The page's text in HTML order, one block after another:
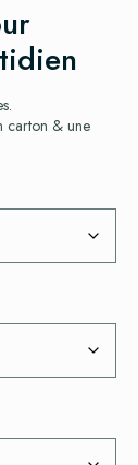
carton & une